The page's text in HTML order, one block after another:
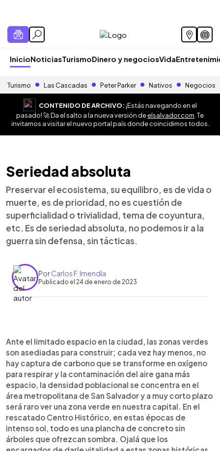
InicioNoticiasTurismoDinero y negociosVida
Turismo Las Cascadas Peter Parker Nativos Negocios
CONTENIDO DE ARCHIVO:¡Estás navegando en el
pasado! 🚀 Da el salto a la nueva versión deelsalvador.com . Te
invitamos a visitar el nuevo portal país donde coincidimos todos.
Seriedad absoluta
Preservar el ecosistema, su equilibro, es de vida o
muerte, es de prioridad, no es cuestión de
superficialidad o trivialidad, tema de coyuntura,
etc. Es de seriedad absoluta, no podemos ir a la
guerra sin defensa, sin tácticas.
PorCarlos F. Imendia
Publicado el 24 de enero de 2023
► Escuchar artículo
Ante el limitado espacio en la ciudad, las zonas verdes
son asediadas para construir; cada vez hay menos, no
hay captura de carbono que se transforme en oxígeno
para respirar y la contaminación del aire gana más
espacio, la densidad poblacional se concentra en el
área metropolitana de San Salvador y a muy corto plazo
será raro ver una zona verde en nuestra capital. En el
rescatado Centro Histórico, en estas épocas de
intenso sol, todo es una plancha de concreto sin
árboles que ofrezcan sombra. Ojalá que los